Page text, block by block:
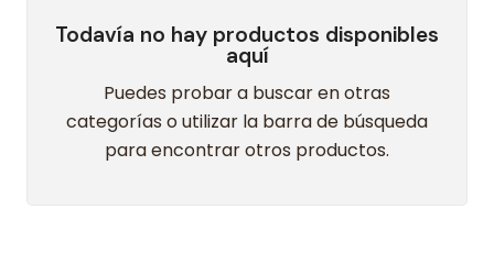
Todavía no hay productos disponibles
aquí
Puedes probar a buscar en otras
categorías o utilizar la barra de búsqueda
para encontrar otros productos.